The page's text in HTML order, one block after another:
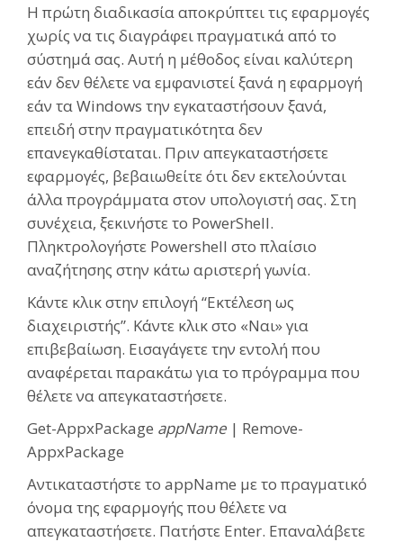
Η πρώτη διαδικασία αποκρύπτει τις εφαρμογές
χωρίς να τις διαγράφει πραγματικά από το
σύστημά σας. Αυτή η μέθοδος είναι καλύτερη
εάν δεν θέλετε να εμφανιστεί ξανά η εφαρμογή
εάν τα Windows την εγκαταστήσουν ξανά,
επειδή στην πραγματικότητα δεν
επανεγκαθίσταται. Πριν απεγκαταστήσετε
εφαρμογές, βεβαιωθείτε ότι δεν εκτελούνται
άλλα προγράμματα στον υπολογιστή σας. Στη
συνέχεια, ξεκινήστε το PowerShell.
Πληκτρολογήστε Powershell στο πλαίσιο
αναζήτησης στην κάτω αριστερή γωνία.
Κάντε κλικ στην επιλογή “Εκτέλεση ως
διαχειριστής”. Κάντε κλικ στο «Ναι» για
επιβεβαίωση. Εισαγάγετε την εντολή που
αναφέρεται παρακάτω για το πρόγραμμα που
θέλετε να απεγκαταστήσετε.
Get-AppxPackage appName | Remove-
AppxPackage
Αντικαταστήστε το appName με το πραγματικό
όνομα της εφαρμογής που θέλετε να
απεγκαταστήσετε. Πατήστε Enter. Επαναλάβετε